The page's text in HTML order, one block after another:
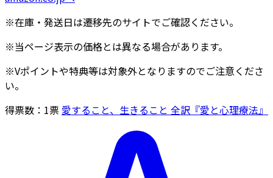
※在庫・発送日は遷移先のサイトでご確認ください。
※当ページ表示の価格とは異なる場合があります。
※Vポイントや特典等は対象外となりますのでご注意くださ
い。
得票数： 1票 愛すること、生きること 全訳『愛と心理療法』